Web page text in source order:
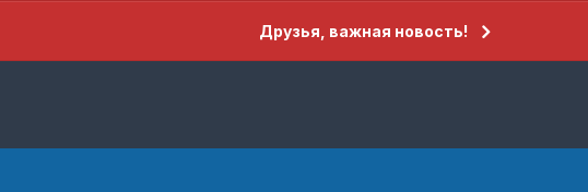
Друзья, важная новость!